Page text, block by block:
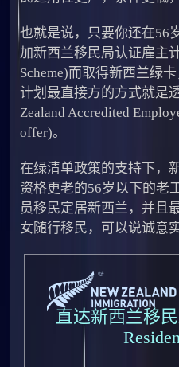
也就是说，只要你还在56
加新西兰移民局认证雇主
Scheme)而取得新西兰绿
计划最直接方的方式就是
Zealand Accredited
offer)。
在绿清单政策的支持下，
资格更老的56岁以下的老
员移民定居新西兰，并且
女随行移民，可以说诚意实
直达新西兰移